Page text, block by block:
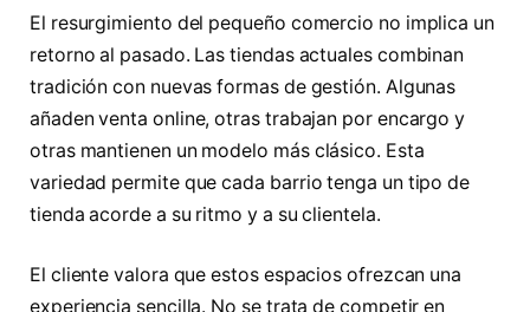
El resurgimiento del pequeño comercio no implica un
retorno al pasado. Las tiendas actuales combinan
tradición con nuevas formas de gestión. Algunas
añaden venta online, otras trabajan por encargo y
otras mantienen un modelo más clásico. Esta
variedad permite que cada barrio tenga un tipo de
tienda acorde a su ritmo y a su clientela.
El cliente valora que estos espacios ofrezcan una
experiencia sencilla. No se trata de competir en